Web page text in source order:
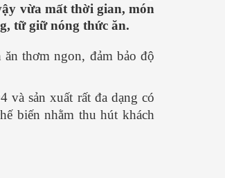
vừa mất thời gian, món
tữ giữ nóng thức ăn.
thơm ngon, đảm bảo độ
sản xuất rất đa dạng có
biến nhằm thu hút khách